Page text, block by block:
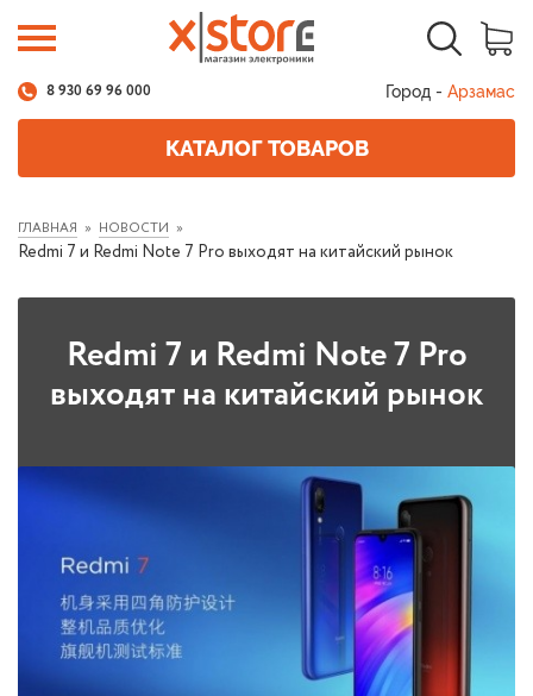
8 930 69 96 000 Город - Арзамас
КАТАЛОГ ТОВАРОВ
ГЛАВНАЯ НОВОСТИ
Redmi 7 и Redmi Note 7 Pro выходят на китайский рынок
Redmi 7 и Redmi Note 7 Pro
выходят на китайский рынок